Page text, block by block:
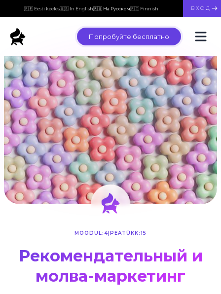
🇪🇪 Eesti keeles🇺🇸 In English🇷🇺 На Русском🇫🇮 Finnish ВХОД
Попробуйте бесплатно
MOODUL:4 PEATÜKK:15
Рекомендательный и
молва-маркетинг